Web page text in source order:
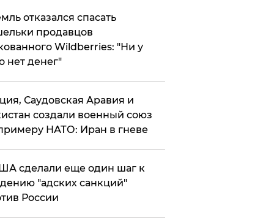
отказался спасать
продавцов
Wildberries: "Ни у
нет денег"
Саудовская Аравия и
создали военный союз
НАТО: Иран в гневе
сделали еще один шаг к
"адских санкций"
России